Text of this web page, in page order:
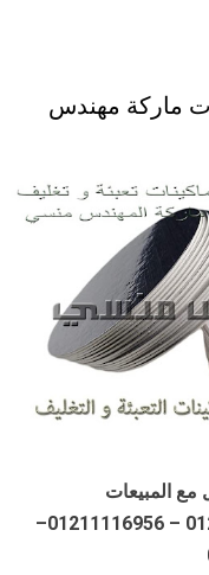
ماركة مهندس
المبيعات
موبايل 01211116954 – 01211116955 – 01211116956–